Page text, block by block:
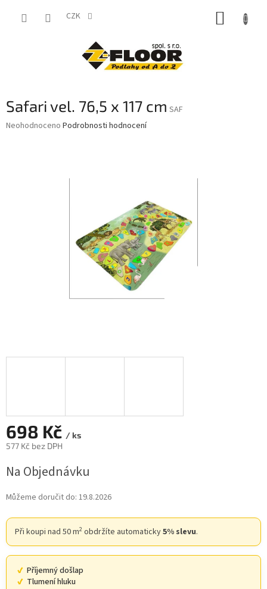
CZK
Safari vel. 76,5 x 117 cm SAF
Průměrné
Neohodnoceno Podrobnosti hodnocení
698 Kč / ks
577 Kč bez DPH
cena:
Na Objednávku
Můžeme doručit do: 19.8.2026
Při koupi nad 50 m2 obdržíte automaticky5% slevu.
Příjemný došlap
Tlumení hluku